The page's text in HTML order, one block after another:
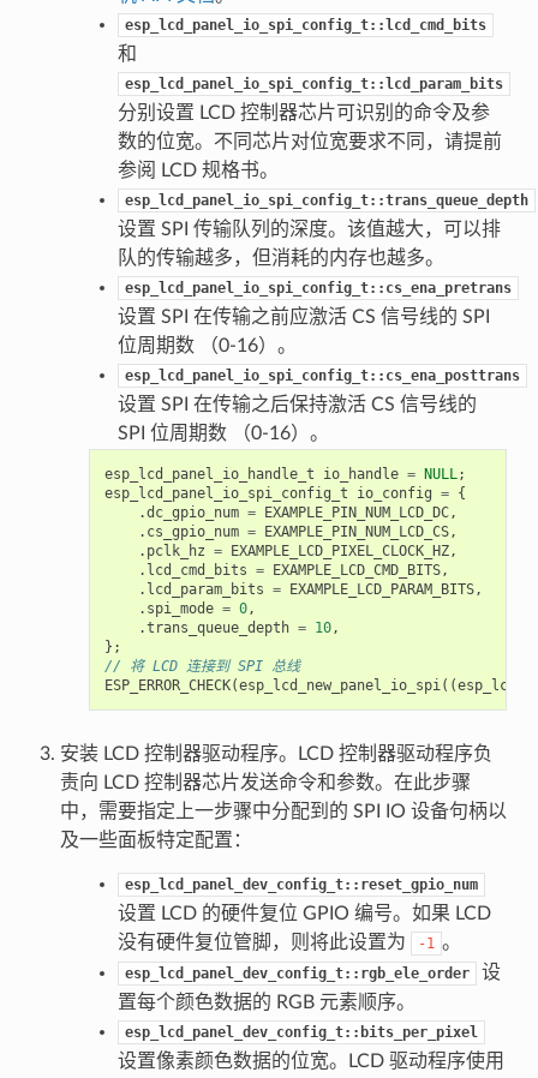
esp_lcd_panel_io_spi_config_t::lcd_cmd_bits
和
esp_lcd_panel_io_spi_config_t::lcd_param_bits
分别设置 LCD 控制器芯片可识别的命令及参
数的位宽。不同芯片对位宽要求不同，请提前
参阅 LCD 规格书。
esp_lcd_panel_io_spi_config_t::trans_queue_depth
设置 SPI 传输队列的深度。该值越大，可以排
队的传输越多，但消耗的内存也越多。
esp_lcd_panel_io_spi_config_t::cs_ena_pretrans
设置 SPI 在传输之前应激活 CS 信号线的 SPI
位周期数 （0-16）。
esp_lcd_panel_io_spi_config_t::cs_ena_posttrans
设置 SPI 在传输之后保持激活 CS 信号线的
SPI 位周期数 （0-16）。
esp_lcd_panel_io_handle_t io_handle = NULL;
esp_lcd_panel_io_spi_config_t
io_config = {
.dc_gpio_num = EXAMPLE_PIN_NUM_LCD_DC,
. cs_gpio_num = EXAMPLE_PIN_NUM_LCD_CS,
. pclk_hz = EXAMPLE_LCD_PIXEL_CLOCK_HZ,
. lcd_cmd_bits = EXAMPLE_LCD_CMD_BITS,
. lcd_param_bits = EXAMPLE_LCD_PARAM_BITS,
. spi_mode = 0,
.trans_queue_depth = 10,
};
// 将 LCD 连接到 SPI 总线
ESP_ERROR_CHECK(esp_lcd_new_panel_io_spi((
安装 LCD 控制器驱动程序。LCD 控制器驱动程序负
责向 LCD 控制器芯片发送命令和参数。在此步骤
中，需要指定上一步骤中分配到的 SPI IO 设备句柄以
及一些面板特定配置：
esp_lcd_panel_dev_config_t::reset_gpio_num
设置 LCD 的硬件复位 GPIO 编号。如果 LCD
没有硬件复位管脚，则将此设置为
-1 。
esp_lcd_panel_dev_config_t::rgb_ele_order
设
置每个颜色数据的 RGB 元素顺序。
esp_lcd_panel_dev_config_t::bits_per_pixel
设置像素颜色数据的位宽。LCD 驱动程序使用